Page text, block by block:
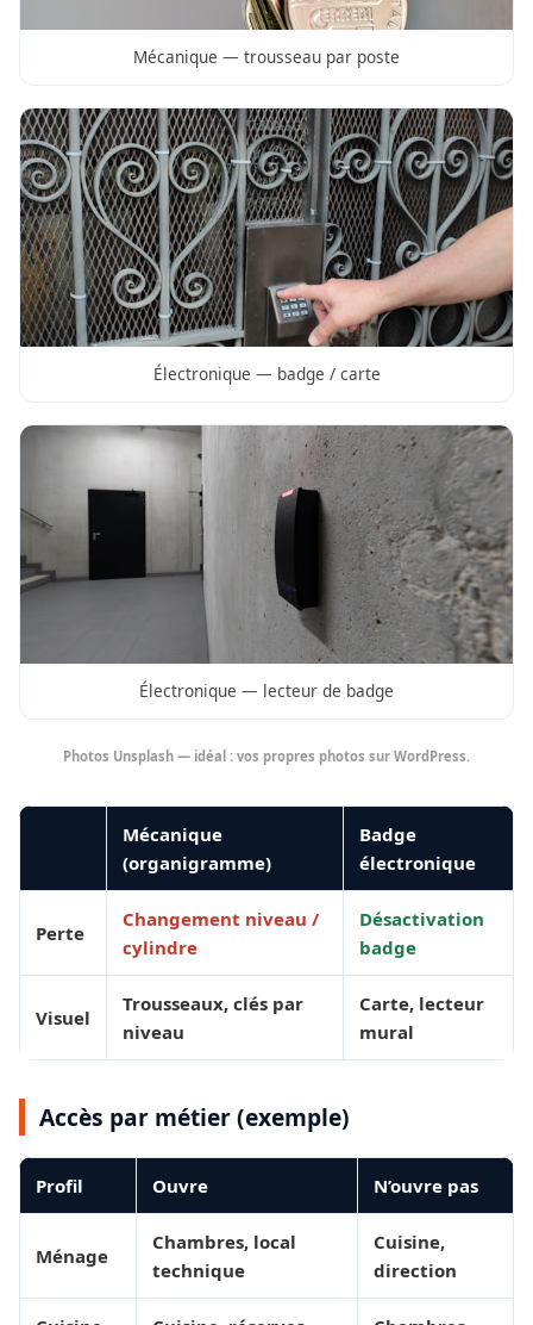
Mécanique — trousseau par poste
Électronique — badge / carte
Électronique — lecteur de badge
Photos Unsplash — idéal : vos propres photos sur WordPress.
Mécanique
(organigramme)
Badge
électronique
Perte
Changement niveau /
cylindre
Désactivation
badge
Visuel
Trousseaux, clés par
niveau
Carte, lecteur
mural
Accès par métier (exemple)
Profil Ouvre N’ouvre pas
Ménage
Chambres, local
technique
Cuisine,
direction